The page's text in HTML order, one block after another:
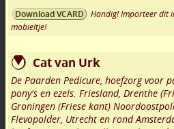
Download VCARD
Handig! Importeer dit
mobieltje!
Cat van Urk
De Paarden Pedicure, hoefzorg voor
pony's en ezels. Friesland, Drenthe
Groningen (Friese kant)
Flevopolder, Utrecht en rond